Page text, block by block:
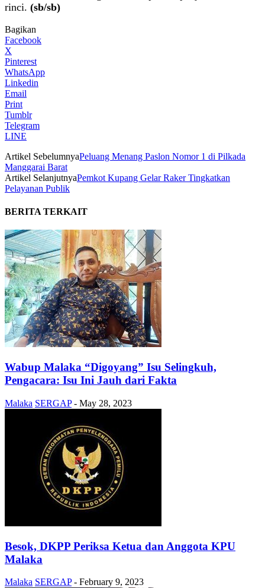
rinci. (sb/sb)
Bagikan
Facebook
X
Pinterest
WhatsApp
Linkedin
Email
Print
Tumblr
Telegram
LINE
Artikel SebelumnyaPeluang Menang Paslon Nomor 1 di Pilkada
Manggarai Barat
Artikel SelanjutnyaPemkot Kupang Gelar Raker Tingkatkan
Pelayanan Publik
BERITA TERKAIT
Wabup Malaka “Digoyang” Isu Selingkuh,
Pengacara: Isu Ini Jauh dari Fakta
Malaka SERGAP - May 28, 2023
Besok, DKPP Periksa Ketua dan Anggota KPU
Malaka
Malaka SERGAP - February 9, 2023